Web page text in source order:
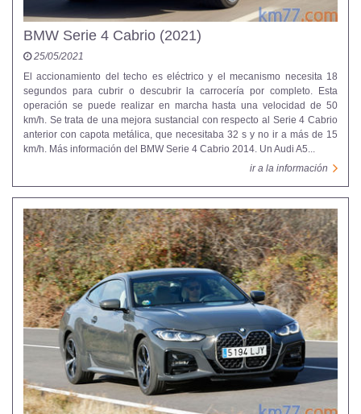
BMW Serie 4 Cabrio (2021)
25/05/2021
El accionamiento del techo es eléctrico y el mecanismo necesita 18
segundos para cubrir o descubrir la carrocería por completo. Esta
operación se puede realizar en marcha hasta una velocidad de 50
km/h. Se trata de una mejora sustancial con respecto al Serie 4 Cabrio
anterior con capota metálica, que necesitaba 32 s y no ir a más de 15
km/h. Más información del BMW Serie 4 Cabrio 2014. Un Audi A5...
ir a la información